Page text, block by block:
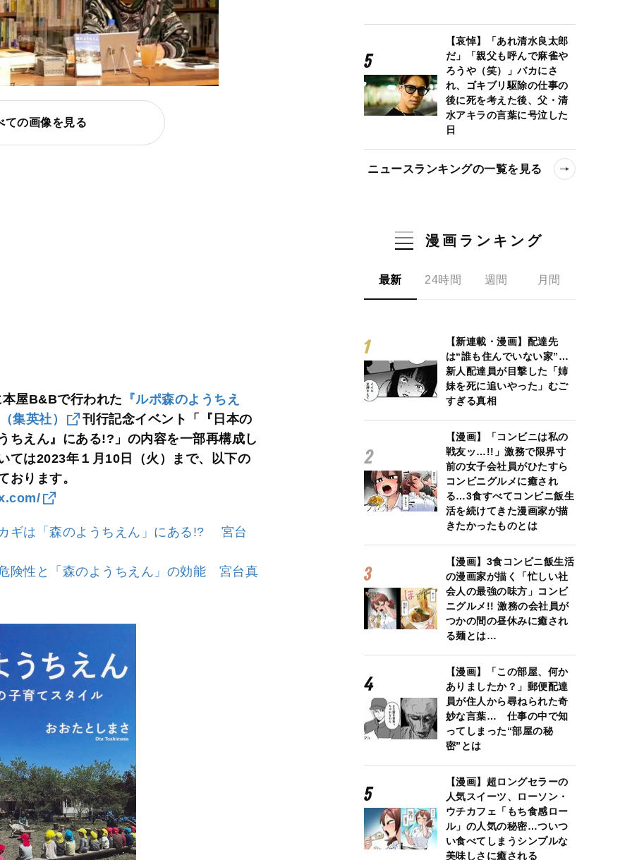
ての画像を見る
屋B&Bで行われた 『ルポ森のようちえ
集英社）
刊行記念イベント「『日本の
ちえん』にある!?」の内容を一部再構成し
ては2023年１月10日（火）まで、以下の
おります。
ギは「森のようちえん」にある!? 宮台
険性と「森のようちえん」の効能 宮台真
【哀悼】「あれ清水良太郎
だ」「親父も呼んで麻雀や
ろうや（笑）」バカにさ
れ、ゴキブリ駆除の仕事の
後に死を考えた後、父・清
水アキラの言葉に号泣した
日
ニュースランキングの一覧を見る
漫画ランキング
最新 24時間 週間 月間
【新連載・漫画】配達先
は“誰も住んでいない家”…
新人配達員が目撃した「姉
妹を死に追いやった」むご
すぎる真相
【漫画】「コンビニは私の
戦友ッ…!!」激務で限界寸
前の女子会社員がひたすら
コンビニグルメに癒され
る…3食すべてコンビニ飯生
活を続けてきた漫画家が描
きたかったものとは
【漫画】3食コンビニ飯生活
の漫画家が描く「忙しい社
会人の最強の味方」コンビ
ニグルメ!! 激務の会社員が
つかの間の昼休みに癒され
る麺とは…
【漫画】「この部屋、何か
ありましたか？」郵便配達
員が住人から尋ねられた奇
妙な言葉… 仕事の中で知
ってしまった“部屋の秘
密”とは
【漫画】超ロングセラーの
人気スイーツ、ローソン・
ウチカフェ「もち食感ロー
ル」の人気の秘密…ついつ
い食べてしまうシンプルな
美味しさに癒される